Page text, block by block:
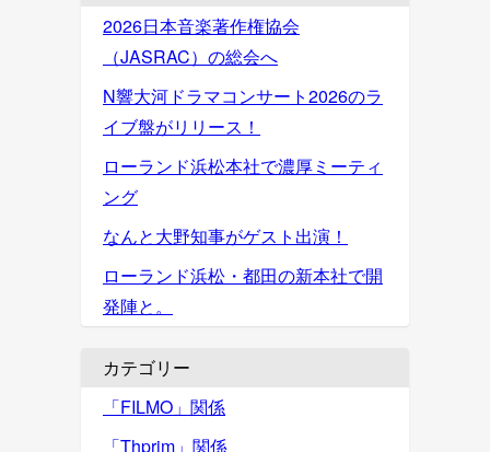
2026日本音楽著作権協会
（JASRAC）の総会へ
N響大河ドラマコンサート2026のラ
イブ盤がリリース！
ローランド浜松本社で濃厚ミーティ
ング
なんと大野知事がゲスト出演！
ローランド浜松・都田の新本社で開
発陣と。
カテゴリー
「FILMO」関係
「Thprim」関係